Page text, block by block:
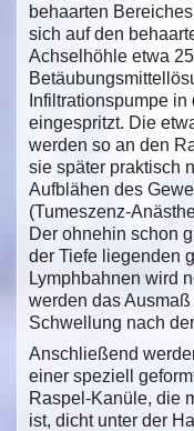
behaarten
sich auf den
Achselhöhle etwa
Infiltrationspumpe
eingespritzt. Die
werden so an den
sie später praktisch
Aufblähen des
(Tumeszenz-
Der ohnehin schon
der Tiefe liegenden
Lymphbahnen wird
werden das
Schwellung nach
Anschließend
einer speziell
Raspel-Kanüle, die
ist, dicht unter der